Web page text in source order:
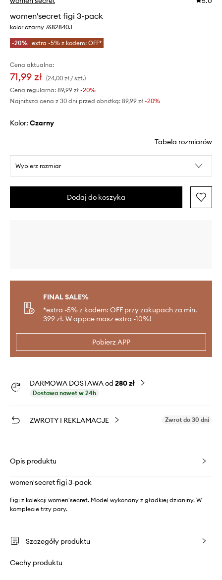
women'secret figi 3-pack
kolor czarny 7682840.1
-20% extra -5% z kodem: OFF*
Cena aktualna:
71,99 zł (24,00 zł / szt.)
Cena regularna: 89,99 zł -20%
Najniższa cena z 30 dni przed obniżką: 89,99 zł -20%
Kolor: czarny
Tabela rozmiarów
Wybierz rozmiar
Dodaj do koszyka
FINAL SALE%
*extra -5% z kodem: OFF przy zakupach za min.
399 zł. W appce masz extra -10%!
Pobierz APP
DARMOWA DOSTAWA od 280 zł
Dostawa nawet w 24h
ZWROTY I REKLAMACJE Zwrot do 30 dni
Opis produktu
women'secret figi 3-pack
Figi z kolekcji women'secret. Model wykonany z gładkiej dzianiny. W
komplecie trzy pary.
Szczegóły produktu
Cechy produktu